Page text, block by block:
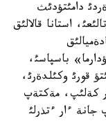
دامئتؤدئث
استانا قالالئق
باسپاسئ،
قورئ وكئلدةرئ،
كةلئپ، مةكتةپ
كئتاپ جانة ءار ءتذرلئ